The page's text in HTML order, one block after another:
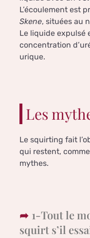
L’écoulement est
Skene, situées au
Le liquide expulsé
concentration
urique.
Les
Le squirting fait
qui restent,
mythes.
1-Tout le
squirt s’il